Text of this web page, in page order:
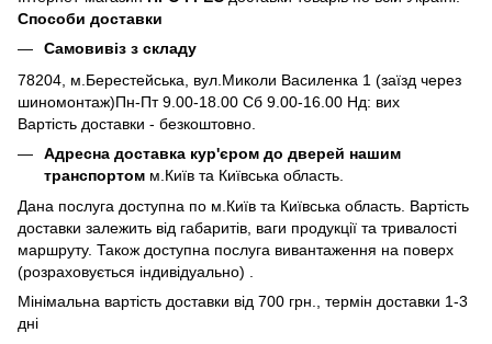
Способи доставки
Самовивіз з складу
78204, м.Берестейська, вул.Миколи Василенка 1 (заїзд через
шиномонтаж)Пн-Пт 9.00-18.00 Сб 9.00-16.00 Нд: вих
Вартість доставки - безкоштовно.
Адресна доставка кур'єром до дверей нашим
транспортом м.Київ та Київська область.
Дана послуга доступна по м.Київ та Київська область. Вартість
доставки залежить від габаритів, ваги продукції та тривалості
маршруту. Також доступна послуга вивантаження на поверх
(розраховується індивідуально) .
Мінімальна вартість доставки від 700 грн., термін доставки 1-3
дні